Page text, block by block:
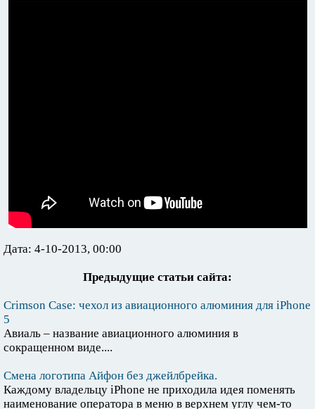
Дата: 4-10-2013, 00:00
Предыдущие статьи сайта:
Crimson Case: чехол из авиационного алюминия для iPhone
5
Авиаль – название авиационного алюминия в
сокращенном виде....
Смена логотипа Айфон без джейлбрейка.
Каждому владельцу iPhone не приходила идея поменять
наименование оператора в меню в верхнем углу чем-то